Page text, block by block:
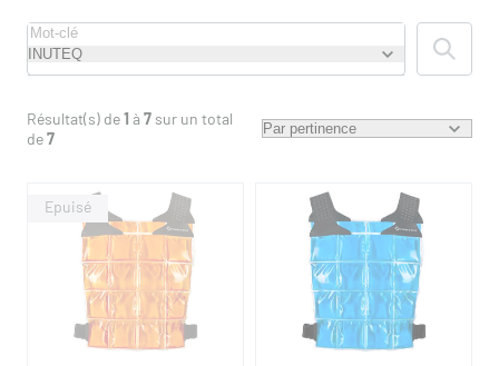
Résultat(s) de1 à 7sur un total
de7